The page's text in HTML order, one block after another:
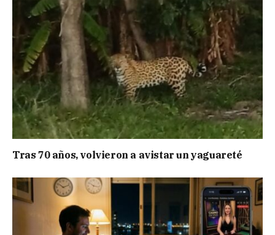
Tras 70 años, volvieron a avistar un yaguareté